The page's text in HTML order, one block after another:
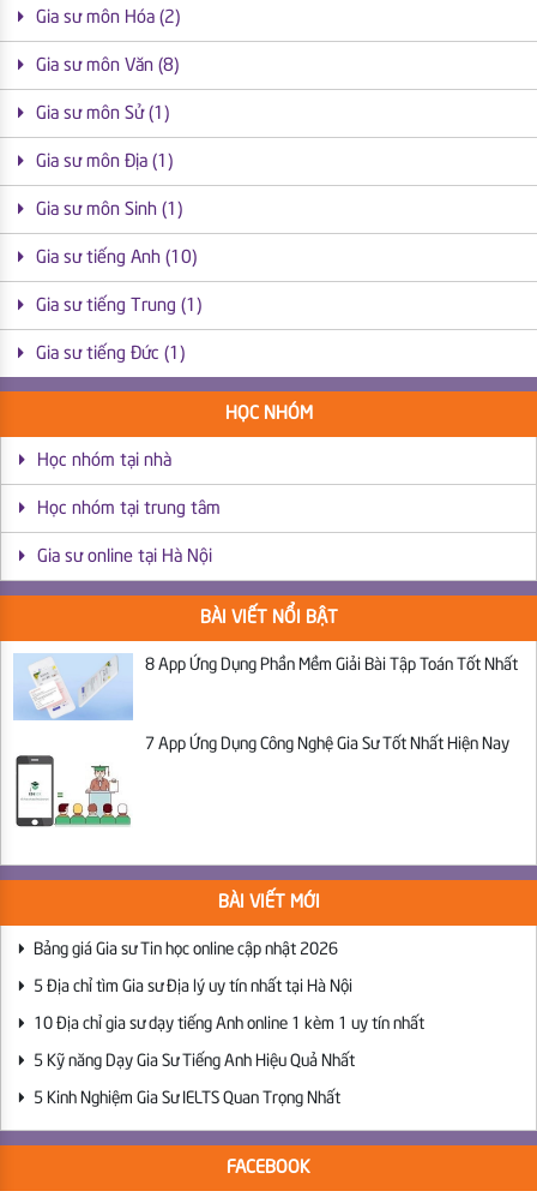
Gia sư môn Hóa (2)
Gia sư môn Văn (8)
Gia sư môn Sử (1)
Gia sư môn Địa (1)
Gia sư môn Sinh (1)
Gia sư tiếng Anh (10)
Gia sư tiếng Trung (1)
Gia sư tiếng Đức (1)
HỌC NHÓM
Học nhóm tại nhà
Học nhóm tại trung tâm
Gia sư online tại Hà Nội
BÀI VIẾT NỔI BẬT
8 App Ứng Dụng Phần Mềm Giải Bài Tập Toán Tốt Nhất
7 App Ứng Dụng Công Nghệ Gia Sư Tốt Nhất Hiện Nay
BÀI VIẾT MỚI
Bảng giá Gia sư Tin học online cập nhật 2026
5 Địa chỉ tìm Gia sư Địa lý uy tín nhất tại Hà Nội
10 Địa chỉ gia sư dạy tiếng Anh online 1 kèm 1 uy tín nhất
5 Kỹ năng Dạy Gia Sư Tiếng Anh Hiệu Quả Nhất
5 Kinh Nghiệm Gia Sư IELTS Quan Trọng Nhất
FACEBOOK